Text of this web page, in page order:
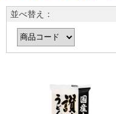
並べ替え：